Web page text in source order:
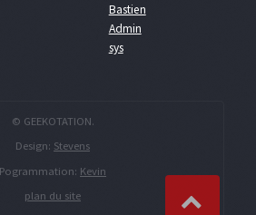
Bastien
Admin
sys
© GEEKOTATION.
Design: Stevens
Pogrammation: Kevin
plan du site